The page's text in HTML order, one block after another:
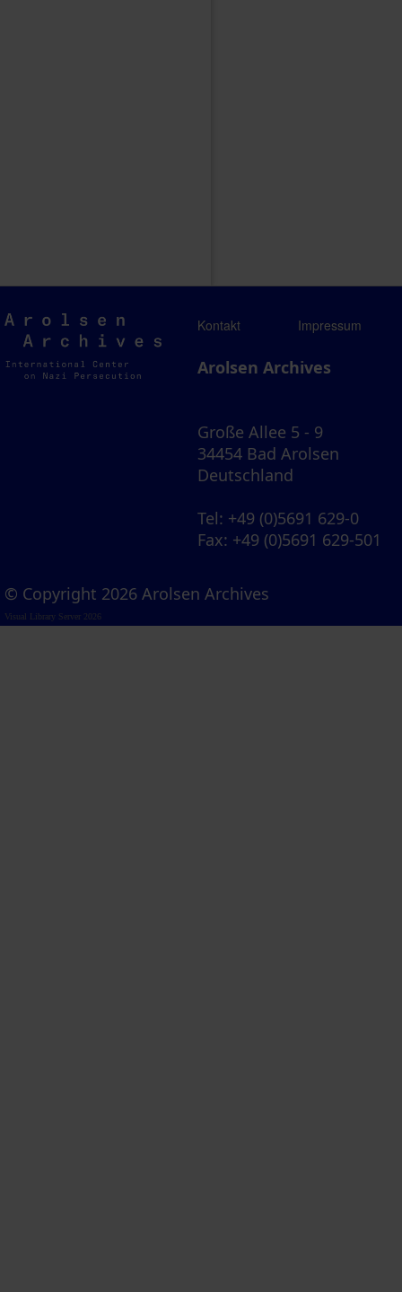
Arolsen
Archives
Kontakt Impressum
Arolsen Archives
Große Allee 5 - 9
34454 Bad Arolsen
Deutschland
Tel: +49 (0)5691 629-0
Fax: +49 (0)5691 629-501
© Copyright 2026 Arolsen Archives
Visual Library Server 2026